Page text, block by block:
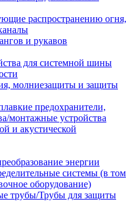
распространению огня,
и рукавов
для системной шины
молниезащиты и защиты
предохранители,
монтажные устройства
и акустической
энергии
системы (в том
оборудование)
трубы/Трубы для защиты